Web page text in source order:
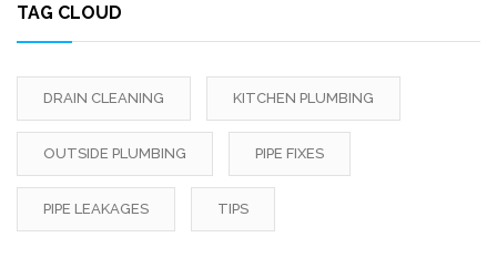
TAG CLOUD
DRAIN CLEANING KITCHEN PLUMBING
OUTSIDE PLUMBING PIPE FIXES
PIPE LEAKAGES TIPS